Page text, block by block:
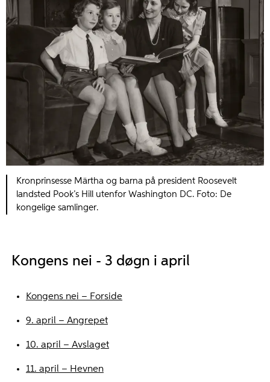
Kronprinsesse Märtha og barna på president Roosevelt
landsted Pook’s Hill utenfor Washington DC. Foto: De
kongelige samlinger.
Kongens nei - 3 døgn i april
Kongens nei – Forside
9. april – Angrepet
10. april – Avslaget
11. april – Hevnen